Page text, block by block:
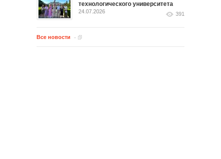
технологического университета
24.07.2026 391
Все новости